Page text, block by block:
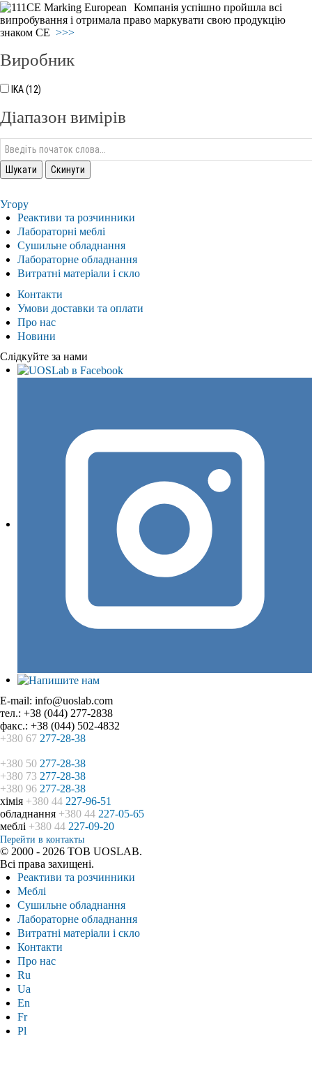
Компанія успішно пройшла всі
випробування і отримала право маркувати свою продукцію
знаком СЕ >>>
Виробник
IKA (12)
Діапазон вимірів
Угору
Реактиви та розчинники
Лабораторні меблі
Сушильне обладнання
Лабораторне обладнання
Витратні матеріали і скло
Контакти
Умови доставки та оплати
Про нас
Новини
Слідкуйте за нами
E-mail: info@uoslab.com
тел.: +38 (044) 277-2838
факс.: +38 (044) 502-4832
+380 67 277-28-38
+380 50 277-28-38
+380 73 277-28-38
+380 96 277-28-38
хімія +380 44 227-96-51
обладнання +380 44 227-05-65
меблі +380 44 227-09-20
Перейти в контакты
© 2000 - 2026 ТОВ UOSLAB.
Всі права захищені.
Реактиви та розчинники
Меблі
Сушильне обладнання
Лабораторне обладнання
Витратні матеріали і скло
Контакти
Про нас
Ru
Ua
En
Fr
Pl